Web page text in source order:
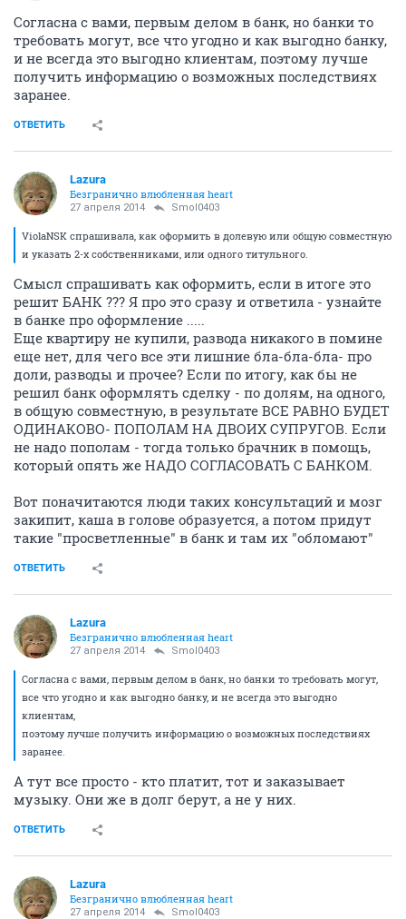
Согласна с вами, первым делом в банк, но банки то
требовать могут, все что угодно и как выгодно банку,
и не всегда это выгодно клиентам, поэтому лучше
получить информацию о возможных последствиях
заранее.
ОТВЕТИТЬ
Lazura
Безгранично влюбленная heart
27 апреля 2014 Smol0403
ViolaNSK спрашивала, как оформить в долевую или общую совместную
и указать 2-х собственниками, или одного титульного.
Смысл спрашивать как оформить, если в итоге это
решит БАНК ??? Я про это сразу и ответила - узнайте
в банке про оформление .....
Еще квартиру не купили, развода никакого в помине
еще нет, для чего все эти лишние бла-бла-бла- про
доли, разводы и прочее? Если по итогу, как бы не
решил банк оформлять сделку - по долям, на одного,
в общую совместную, в результате ВСЕ РАВНО БУДЕТ
ОДИНАКОВО- ПОПОЛАМ НА ДВОИХ СУПРУГОВ. Если
не надо пополам - тогда только брачник в помощь,
который опять же НАДО СОГЛАСОВАТЬ С БАНКОМ.
Вот поначитаются люди таких консультаций и мозг
закипит, каша в голове образуется, а потом придут
такие "просветленные" в банк и там их "обломают"
ОТВЕТИТЬ
Lazura
Безгранично влюбленная heart
27 апреля 2014 Smol0403
Согласна с вами, первым делом в банк, но банки то требовать могут,
все что угодно и как выгодно банку, и не всегда это выгодно
клиентам,
поэтому лучше получить информацию о возможных последствиях
заранее.
А тут все просто - кто платит, тот и заказывает
музыку. Они же в долг берут, а не у них.
ОТВЕТИТЬ
Lazura
Безгранично влюбленная heart
27 апреля 2014 Smol0403